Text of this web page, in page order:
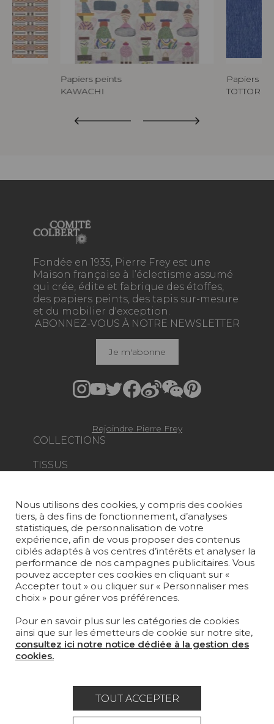
Papiers peints
KAWACHI
Papiers
TOTTORI
Fondée en 1935, Pierre Frey est une
Maison française à l’éclectisme assumé
qui crée, édite et fabrique des étoffes,
des papiers peints, des tapis sur-mesure
et du mobilier d'exception.
COLLECTIONS
TISSUS
TAPIS ET MOQUETTES
MOBILIER
PROJETS
SUR-MESURE
MAGAZINE
LA MAISON
OÙ NOUS TROUVER ?
ABONNEZ-VOUS À NOTRE NEWSLETTER
Je m'abonne
Rejoindre Pierre Frey
Nous utilisons des cookies, y compris des cookies
tiers, à des fins de fonctionnement, d’analyses
statistiques, de personnalisation de votre
expérience, afin de vous proposer des contenus
ciblés adaptés à vos centres d’intérêts et analyser la
performance de nos campagnes publicitaires. Vous
pouvez accepter ces cookies en cliquant sur «
Accepter tout » ou cliquer sur « Personnaliser mes
choix » pour gérer vos préférences.
Pour en savoir plus sur les catégories de cookies
ainsi que sur les émetteurs de cookie sur notre site,
consultez ici notre notice dédiée à la gestion des
cookies.
TOUT ACCEPTER